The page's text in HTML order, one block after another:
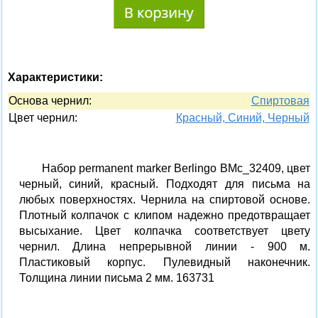
Характеристики:
Основа чернил:
Спиртовая
Цвет чернил:
Красный, Синий, Черный
Набор permanent marker Berlingo BMc_32409, цвет
черный, синий, красный. Подходят для письма на
любых поверхностях. Чернила на спиртовой основе.
Плотный колпачок с клипом надежно предотвращает
высыхание. Цвет колпачка соответствует цвету
чернил. Длина непрерывной линии - 900 м.
Пластиковый корпус. Пулевидный наконечник.
Толщина линии письма 2 мм. 163731